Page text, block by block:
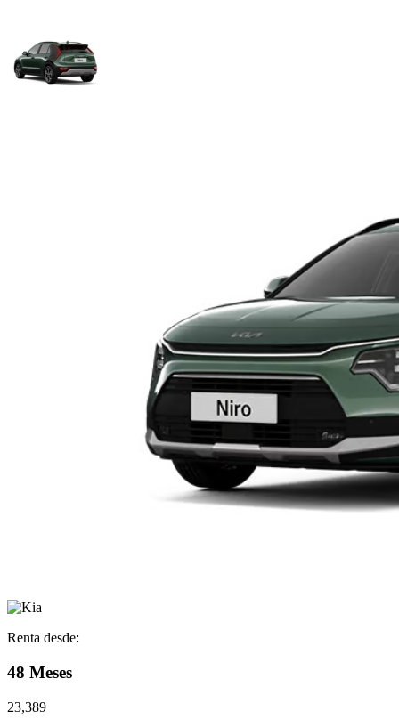
Renta desde:
48 Meses
23,389